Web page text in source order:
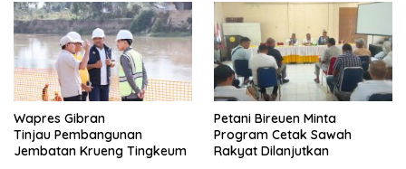
Wapres Gibran
Tinjau Pembangunan
Jembatan Krueng Tingkeum
Petani Bireuen Minta
Program Cetak Sawah
Rakyat Dilanjutkan